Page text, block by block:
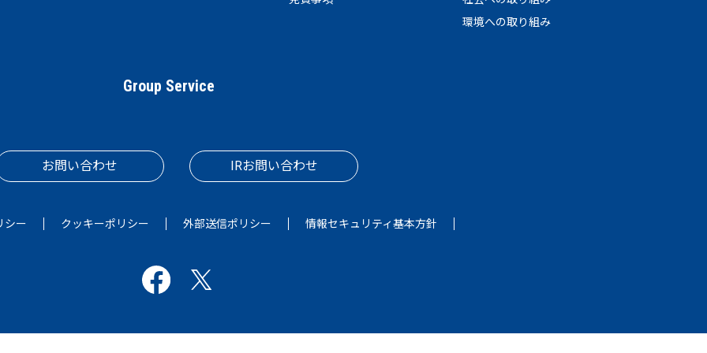
環境への取り組み
Group Service
お問い合わせ IRお問い合わせ
シー クッキーポリシー 外部送信ポリシー 情報セキュリティ基本方針